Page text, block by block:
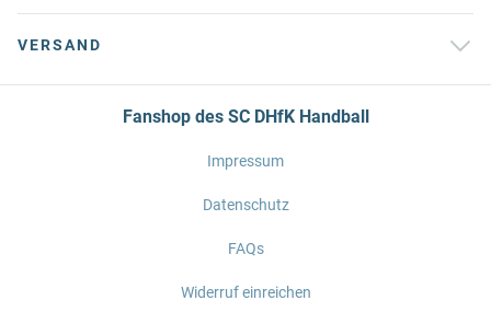
VERSAND
Fanshop des SC DHfK Handball
Impressum
Datenschutz
FAQs
Widerruf einreichen